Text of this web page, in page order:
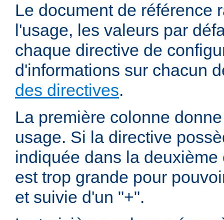
Le document de référence
l'usage, les valeurs par
chaque directive de
d'informations sur chacun
des directives.
La première colonne
usage. Si la directive
indiquée dans la
est trop grande pour
et suivie d'un "+".